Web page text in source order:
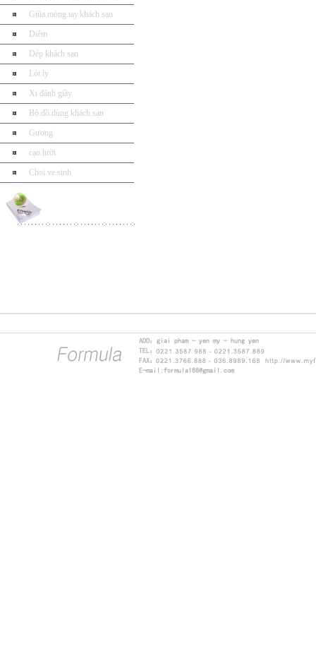
Giũa.móng.tay.khách.sạn
Diêm
Dép khách sạn
Lót.ly
Xi đánh giầy
Bộ.đồ.dùng.khách.sạn
Gương
cạo.lưỡi
Choi.ve.sinh